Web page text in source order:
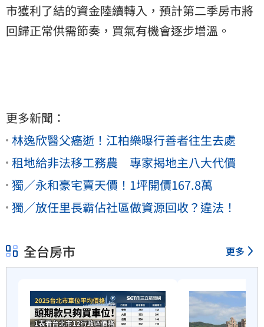
市獲利了結的資金陸續轉入，預計第二季房市將
回歸正常供需節奏，買氣有機會逐步增溫。
更多新聞：
林逸欣醫父癌逝！江柏樂曝行善者往生去處
租地給非法移工務農 專家揭地主八大代價
獨／永和豪宅賣天價！1坪開價167.8萬
獨／放任里長霸佔社區做資源回收？違法！
全台房市 更多